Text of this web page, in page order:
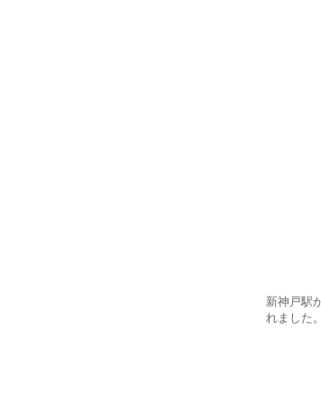
新神戸駅
れました。